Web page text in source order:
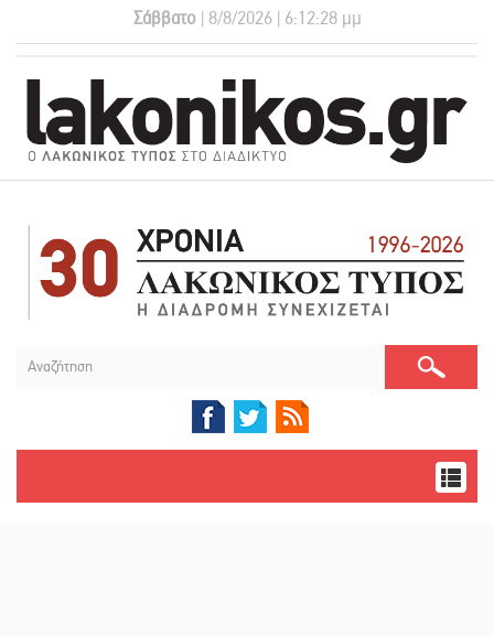
Σάββατο| 8/8/2026 | 6:12:29 μμ